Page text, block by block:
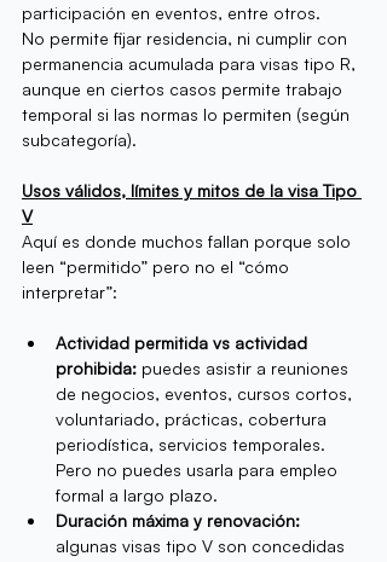
participación en eventos, entre otros.
No permite fijar residencia, ni cumplir con
permanencia acumulada para visas tipo R,
aunque en ciertos casos permite trabajo
temporal si las normas lo permiten (según
subcategoría).
Usos válidos, límites y mitos de la visa Tipo
V
Aquí es donde muchos fallan porque solo
leen “permitido” pero no el “cómo
interpretar”:
Actividad permitida vs actividad
prohibida: puedes asistir a reuniones
de negocios, eventos, cursos cortos,
voluntariado, prácticas, cobertura
periodística, servicios temporales.
Pero no puedes usarla para empleo
formal a largo plazo.
Duración máxima y renovación:
algunas visas tipo V son concedidas